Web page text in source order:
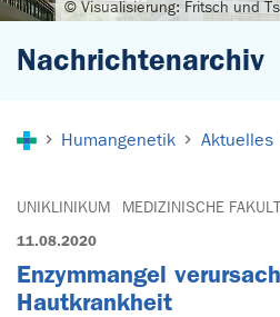
© Visualisierung: Fritsch und
Nachrichtenarchiv
Humangenetik Aktuelles
UNIKLINIKUM MEDIZINISCHE
11.08.2020
Enzymmangel
Hautkrankheit